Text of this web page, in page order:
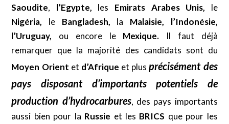
Saoudite, l’Egypte, les Emirats Arabes Unis, le
Nigéria, le Bangladesh, la Malaisie, l’Indonésie,
l’Uruguay, ou encore le Mexique. Il faut déjà
remarquer que la majorité des candidats sont du
Moyen Orient et d’Afrique et plusprécisément des
pays disposant d’importants potentiels de
production d’hydrocarbures, des pays importants
aussi bien pour la Russie et les BRICS que pour les